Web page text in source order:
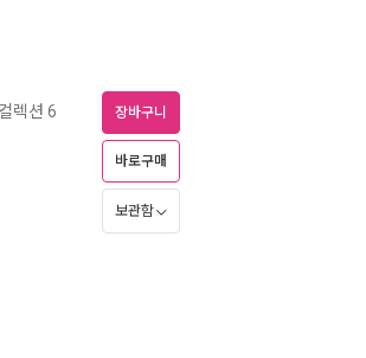
렉션 6 장바구니
바로구매
보관함